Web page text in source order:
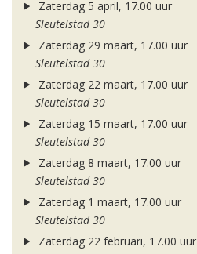
Zaterdag 5 april, 17.00 uur
Sleutelstad 30
Zaterdag 29 maart, 17.00 uur
Sleutelstad 30
Zaterdag 22 maart, 17.00 uur
Sleutelstad 30
Zaterdag 15 maart, 17.00 uur
Sleutelstad 30
Zaterdag 8 maart, 17.00 uur
Sleutelstad 30
Zaterdag 1 maart, 17.00 uur
Sleutelstad 30
Zaterdag 22 februari, 17.00 uur